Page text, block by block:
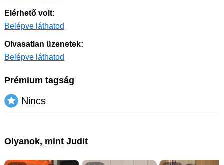
Elérhető volt:
Belépve láthatod
Olvasatlan üzenetek:
Belépve láthatod
Prémium tagság
Nincs
Olyanok, mint Judit